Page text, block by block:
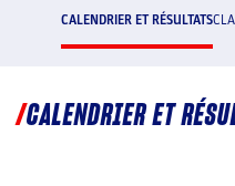
CALENDRIER ET RÉSULTATS
CALENDRIER ET